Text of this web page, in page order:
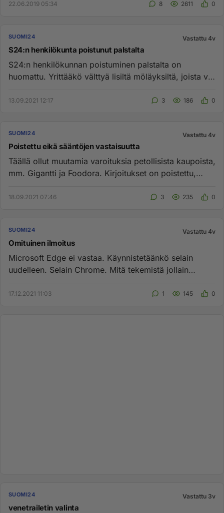
22.06.2019 05:34 8 2611 0
SUOMI24 Vastattu 4v
S24:n henkilökunta poistunut palstalta
S24:n henkilökunnan poistuminen palstalta on
huomattu. Yrittääkö välttyä lisiltä möläyksiltä, joista voi
13.09.2021 12:17 3 186 0
SUOMI24 Vastattu 4v
Poistettu eikä sääntöjen vastaisuutta
Täällä ollut muutamia varoituksia petollisista kaupoista,
mm. Gigantti ja Foodora. Kirjoitukset on poistettu,
18.09.2021 07:46 3 235 0
SUOMI24 Vastattu 4v
Omituinen ilmoitus
Microsoft Edge ei vastaa. Käynnistetäänkö selain
uudelleen. Selain Chrome. Mitä tekemistä jollain
17.12.2021 11:03 1 145 0
SUOMI24 Vastattu 3v
venetrailetin valinta